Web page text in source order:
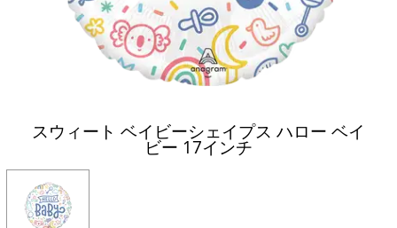
スウィート ベイビーシェイプス ハロー ベイ
ビー 17インチ